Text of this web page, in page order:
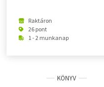
Raktáron
26 pont
1 - 2 munkanap
KÖNYV